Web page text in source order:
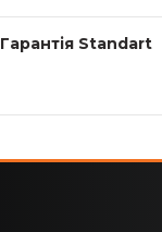
Гарантія Standart